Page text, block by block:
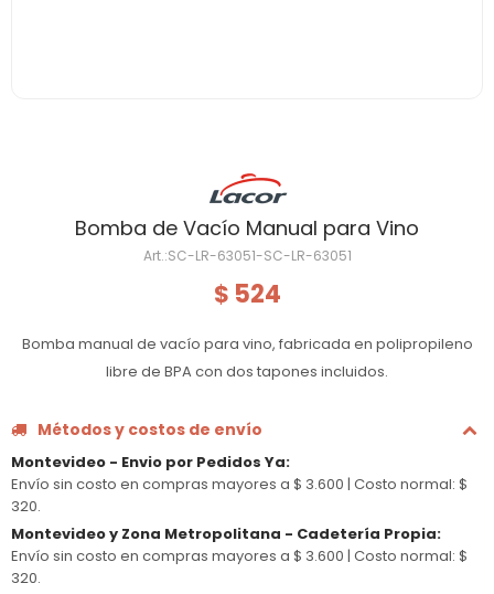
Bomba de Vacío Manual para Vino
SC-LR-63051-SC-LR-63051
$ 524
Bomba manual de vacío para vino, fabricada en polipropileno
libre de BPA con dos tapones incluidos.
Métodos y costos de envío
Montevideo - Envio por Pedidos Ya:
Envío sin costo en compras mayores a $ 3.600 | Costo normal: $
320.
Montevideo y Zona Metropolitana - Cadetería Propia:
Envío sin costo en compras mayores a $ 3.600 | Costo normal: $
320.